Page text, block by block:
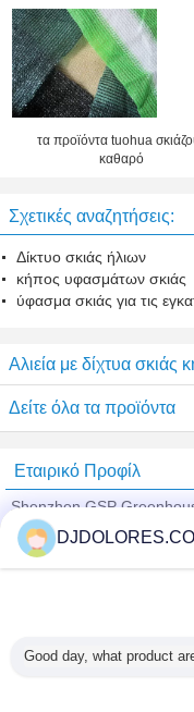
θερμοκηπίων/μπαλκονιών ή
Carport
τα προϊόντα tuohua
καθαρό
Σχετικές αναζητήσεις:
Δίκτυο σκιάς ήλιων
κήπος υφασμάτων σκιάς
ύφασμα σκιάς για τις
Αλιεία με δίχτυα σκιάς
Δείτε όλα τα προϊόντα
Εταιρικό Προφίλ
Shenzhen GSP
Verified προμηθευτές
Trust Seal
Σπίτι
Good day, what product